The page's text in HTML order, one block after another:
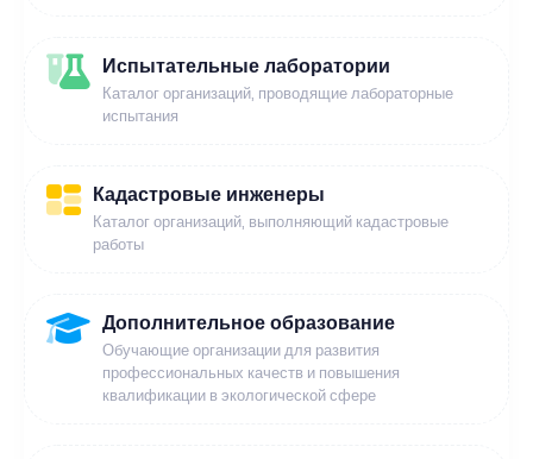
Испытательные лаборатории
Каталог организаций, проводящие лабораторные
испытания
Кадастровые инженеры
Каталог организаций, выполняющий кадастровые
работы
Дополнительное образование
Обучающие организации для развития
профессиональных качеств и повышения
квалификации в экологической сфере